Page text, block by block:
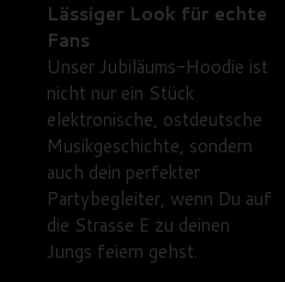
Lässiger Look für echte
Fans
Unser Jubiläums-Hoodie ist
nicht nur ein Stück
elektronische, ostdeutsche
Musikgeschichte, sondern
auch dein perfekter
Partybegleiter, wenn Du auf
die Strasse E zu deinen
Jungs feiern gehst.